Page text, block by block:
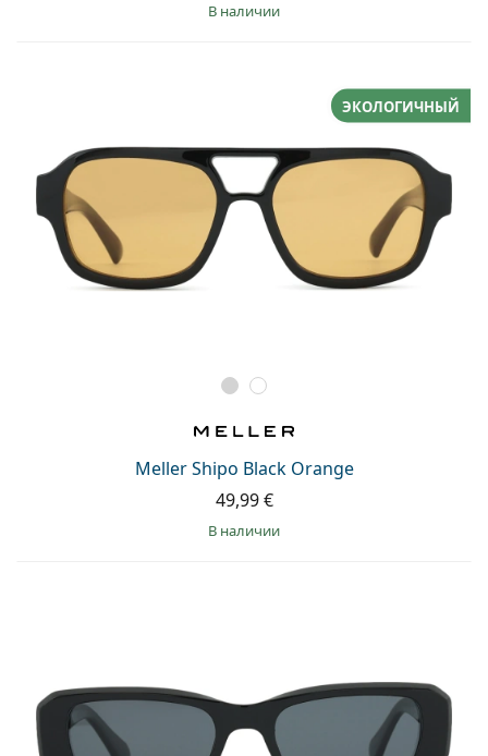
в наличии
Meller Shipo Black Orange
ЭКОЛОГИЧНЫЙ
49,99 €
в наличии